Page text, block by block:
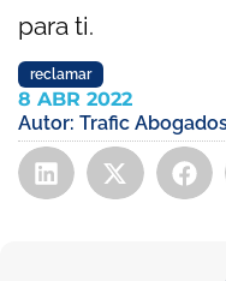
reclamar
8 ABR 2022
Autor: Trafic
para ti.